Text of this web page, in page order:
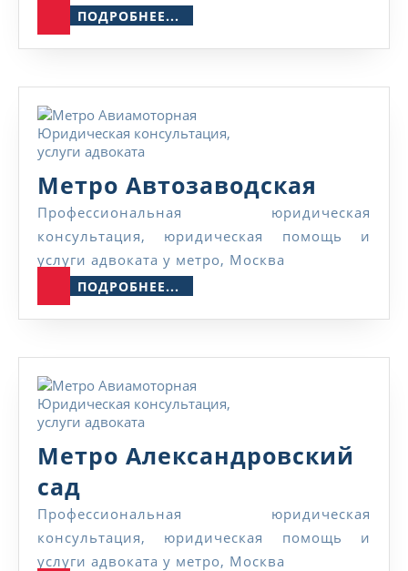
ПОДРОБНЕЕ...
Метро Автозаводская
Профессиональная юридическая
консультация, юридическая помощь и
услуги адвоката у метро, Москва
ПОДРОБНЕЕ...
Метро Александровский
сад
Александровский
сад
Профессиональная юридическая
консультация, юридическая помощь и
услуги адвоката у метро, Москва